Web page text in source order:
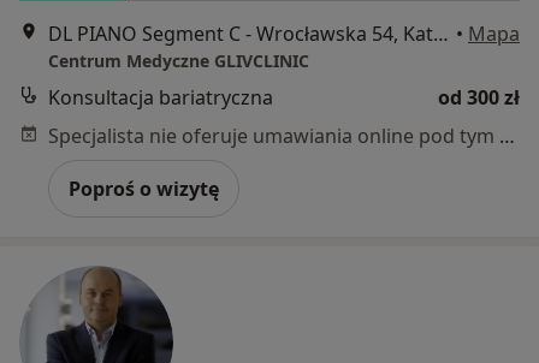
DL PIANO Segment C - Wrocławska 54, Katowice • Mapa
Centrum Medyczne GLIVCLINIC
Konsultacja bariatryczna
od 300 zł
Specjalista nie oferuje umawiania online pod tym adresem.
Poproś o wizytę